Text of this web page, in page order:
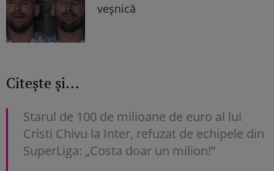
veșnică
Citește și...
Starul de 100 de milioane de euro al lui
Cristi Chivu la Inter, refuzat de echipele din
SuperLiga: „Costa doar un milion!”